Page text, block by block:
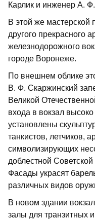
Карлик и инженер А.
В этой же мастерской
другого прекрасного
железнодорожного
городе Воронеже.
По внешнем облике
В. Ф. Скаржинский
Великой
входа в вокзал
установлены
танкистов, летчиков,
символизирующих
доблестной
Фасады украсят
различных видов
В новом здании
залы для транзитных